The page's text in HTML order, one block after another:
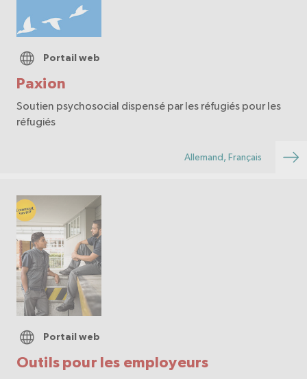
Paxion
Portail web
Soutien psychosocial dispensé par les réfugiés pour les
réfugiés
Allemand, Français
Outils pour les employeurs
Portail web